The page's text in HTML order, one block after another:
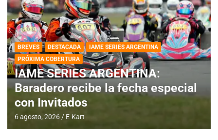
BREVES DESTACADA
IAME SERIES ARGENTINA
PRÓXIMA COBERTURA
IAME SERIES ARGENTINA:
Baradero recibe la fecha especial
con Invitados
6 agosto, 2026 E-Kart